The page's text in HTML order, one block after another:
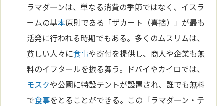
ラマダーンは、単なる消費の季節ではなく、イスラ
ームの基本原則である「ザカート（喜捨）」が最も
活発に行われる時期でもある。多くのムスリムは、
貧しい人々に食事や寄付を提供し、商人や企業も無
料のイフタールを振る舞う。ドバイやカイロでは、
モスクや公園に特設テントが設置され、誰でも無料
で食事をとることができる。この「ラマダーン・テ